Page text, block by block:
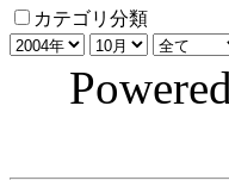
カテゴリ分類